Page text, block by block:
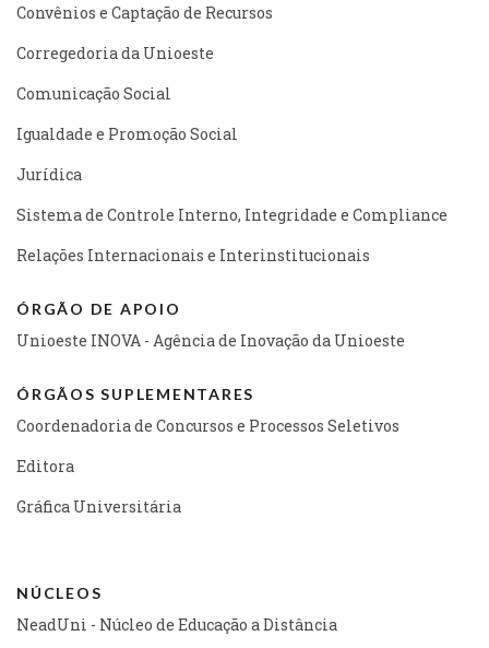
Convênios e Captação de Recursos
Corregedoria da Unioeste
Comunicação Social
Igualdade e Promoção Social
Jurídica
Sistema de Controle Interno, Integridade e Compliance
Relações Internacionais e Interinstitucionais
ÓRGÃO DE APOIO
Unioeste INOVA - Agência de Inovação da Unioeste
ÓRGÃOS SUPLEMENTARES
Coordenadoria de Concursos e Processos Seletivos
Editora
Gráfica Universitária
NÚCLEOS
NeadUni - Núcleo de Educação a Distância